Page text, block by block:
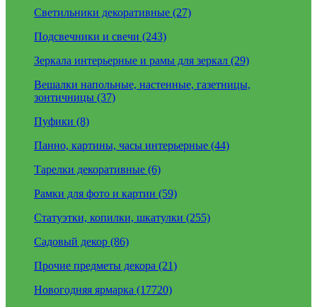
Светильники декоративные (27)
Подсвечники и свечи (243)
Зеркала интерьерные и рамы для зеркал (29)
Вешалки напольные, настенные, газетницы,
зонтичницы (37)
Пуфики (8)
Панно, картины, часы интерьерные (44)
Тарелки декоративные (6)
Рамки для фото и картин (59)
Статуэтки, копилки, шкатулки (255)
Садовый декор (86)
Прочие предметы декора (21)
Новогодняя ярмарка (17720)